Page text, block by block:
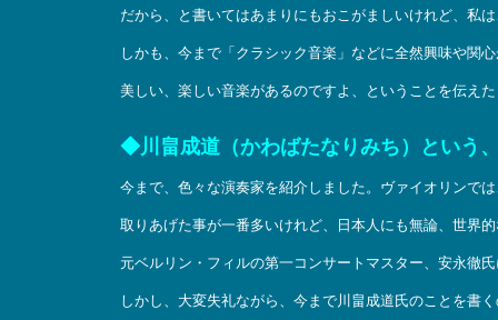
だから、と書いてはあまりにもおこがましいけれど、私
しかも、今まで「クラシック音楽」などに全然興味や関
美しい、楽しい音楽があるのですよ、ということを伝え
◆川畠成道（かわばたなりみち）という
今まで、色々な演奏家を紹介しました。ヴァイオリンで
取りあげた事が一番多いけれど、日本人にも無論、世界
元ベルリン・フィルの第一コンサートマスター、安永徹
しかし、大変失礼ながら、今まで川畠成道氏のことを書